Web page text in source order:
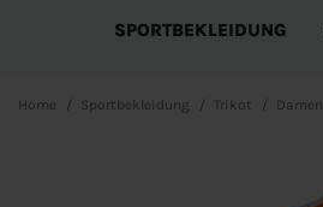
SPORTBEKLEIDUNG
Home Sportbekleidung Trikot Damen